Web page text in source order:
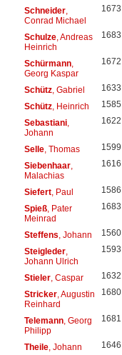
Schneider,
Conrad Michael
1673
Schulze, Andreas
Heinrich
1683
Schürmann,
Georg Kaspar
1672
Schütz, Gabriel 1633
Schütz, Heinrich 1585
Sebastiani,
Johann
1622
Selle, Thomas 1599
Siebenhaar,
Malachias
1616
Siefert, Paul 1586
Spieß, Pater
Meinrad
1683
Steffens , Johann 1560
Steigleder,
Johann Ulrich
1593
Stieler, Caspar 1632
Stricker, Augustin
Reinhard
1680
Telemann, Georg
Philipp
1681
Theile, Johann 1646